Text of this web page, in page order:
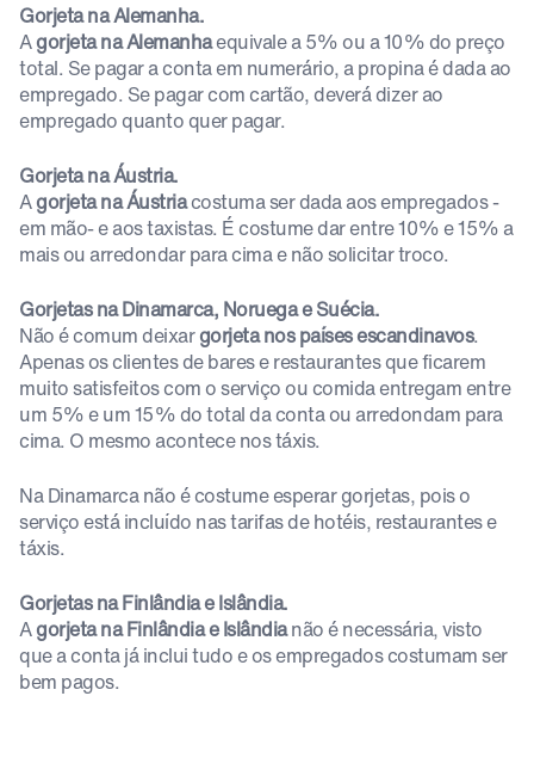
Gorjeta na Alemanha.
Agorjeta na Alemanhaequivale a 5% ou a 10% do preço
total. Se pagar a conta em numerário, a propina é dada ao
empregado. Se pagar com cartão, deverá dizer ao
empregado quanto quer pagar.
Gorjeta na Áustria.
Agorjeta na Áustriacostuma ser dada aos empregados -
em mão- e aos taxistas. É costume dar entre 10% e 15% a
mais ou arredondar para cima e não solicitar troco.
Gorjetas na Dinamarca, Noruega e Suécia.
Não é comum deixargorjeta nos países escandinavos.
Apenas os clientes de bares e restaurantes que ficarem
muito satisfeitos com o serviço ou comida entregam entre
um 5% e um 15% do total da conta ou arredondam para
cima. O mesmo acontece nos táxis.
Na Dinamarca não é costume esperar gorjetas, pois o
serviço está incluído nas tarifas de hotéis, restaurantes e
táxis.
Gorjetas na Finlândia e Islândia.
Agorjeta na Finlândia e Islândianão é necessária, visto
que a conta já inclui tudo e os empregados costumam ser
bem pagos.